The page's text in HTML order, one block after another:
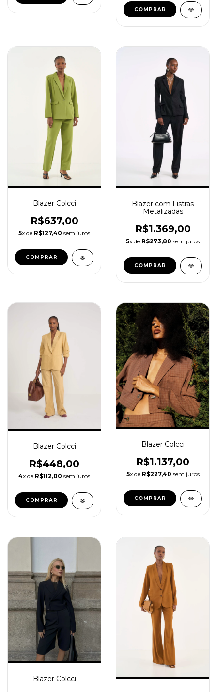
COMPRAR
Blazer Colcci
R$637,00
5x de R$127,40 sem juros
COMPRAR
Blazer com Listras
Metalizadas
R$1.369,00
5x de R$273,80 sem juros
COMPRAR
Blazer Colcci
R$448,00
4x de R$112,00 sem juros
COMPRAR
Blazer Colcci
R$1.137,00
5x de R$227,40 sem juros
COMPRAR
Blazer Colcci